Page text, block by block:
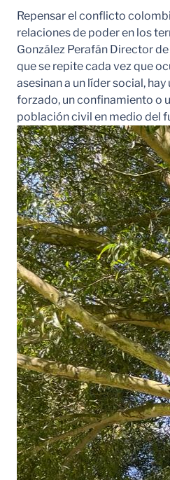
Repensar el conflicto
relaciones de poder en los
González Perafán Director
que se repite cada vez que
asesinan a un líder social,
forzado, un confinamiento o
población civil en medio del